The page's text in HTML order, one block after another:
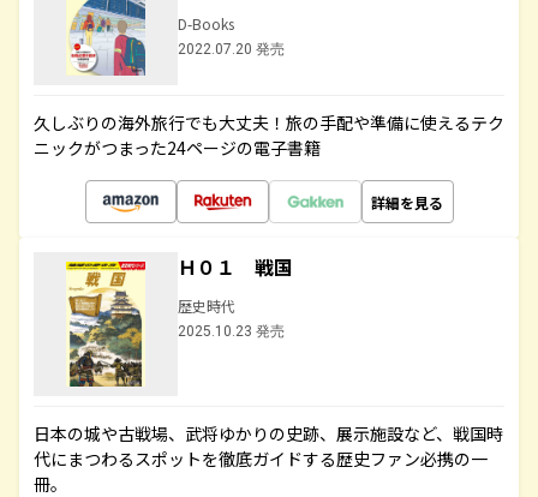
D-Books
2022.07.20 発売
久しぶりの海外旅行でも大丈夫！旅の手配や準備に使えるテク
ニックがつまった24ページの電子書籍
詳細を見る
Ｈ０１ 戦国
歴史時代
2025.10.23 発売
日本の城や古戦場、武将ゆかりの史跡、展示施設など、戦国時
代にまつわるスポットを徹底ガイドする歴史ファン必携の一
冊。